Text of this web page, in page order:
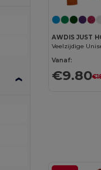
AWDIS JUST
Vanaf:
€9.80